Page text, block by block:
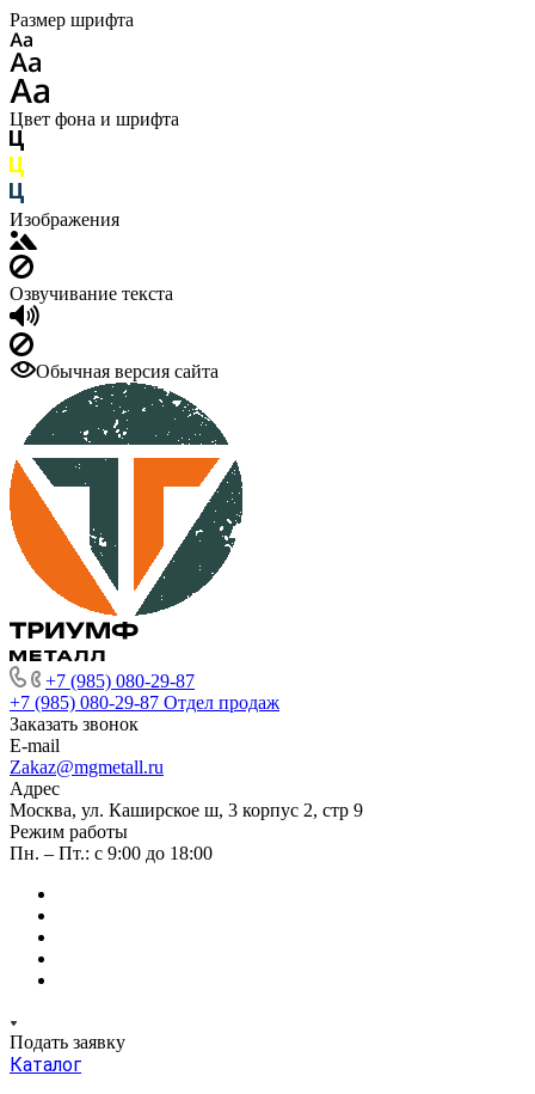
Размер шрифта
Цвет фона и шрифта
Изображения
Озвучивание текста
Обычная версия сайта
+7 (985) 080-29-87
+7 (985) 080-29-87 Отдел продаж
Заказать звонок
E-mail
Zakaz@mgmetall.ru
Адрес
Москва, ул. Каширское ш, 3 корпус 2, стр 9
Режим работы
Пн. – Пт.: с 9:00 до 18:00
Подать заявку
Каталог